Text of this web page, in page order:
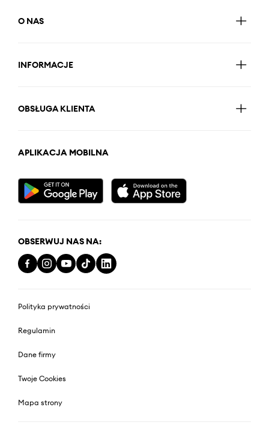
O NAS
INFORMACJE
OBSŁUGA KLIENTA
APLIKACJA MOBILNA
OBSERWUJ NAS NA:
Polityka prywatności
Regulamin
Dane firmy
Twoje Cookies
Mapa strony